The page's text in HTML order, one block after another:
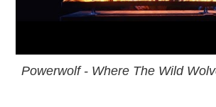
Powerwolf - Where The Wild